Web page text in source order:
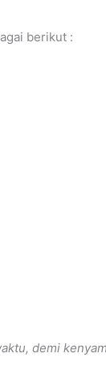
berikut :
demi